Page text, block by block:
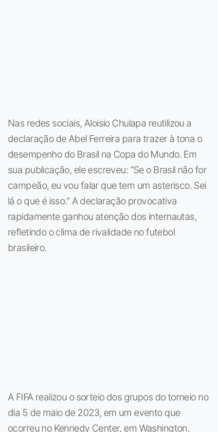
Nas redes sociais, Aloisio Chulapa reutilizou a
declaração de Abel Ferreira para trazer à tona o
desempenho do Brasil na Copa do Mundo. Em
sua publicação, ele escreveu: “Se o Brasil não for
campeão, eu vou falar que tem um asterisco. Sei
lá o que é isso.” A declaração provocativa
rapidamente ganhou atenção dos internautas,
refletindo o clima de rivalidade no futebol
brasileiro.
A FIFA realizou o sorteio dos grupos do torneio no
dia 5 de maio de 2023, em um evento que
ocorreu no Kennedy Center, em Washington,